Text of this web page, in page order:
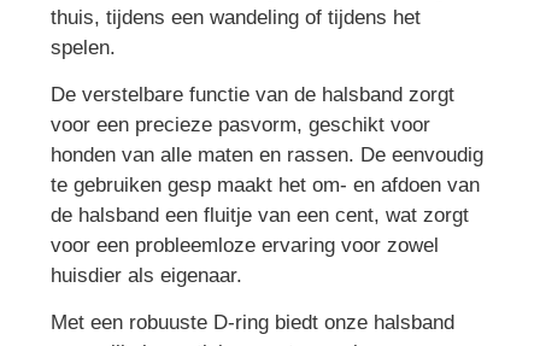
thuis, tijdens een wandeling of tijdens het
spelen.
De verstelbare functie van de halsband zorgt
voor een precieze pasvorm, geschikt voor
honden van alle maten en rassen. De eenvoudig
te gebruiken gesp maakt het om- en afdoen van
de halsband een fluitje van een cent, wat zorgt
voor een probleemloze ervaring voor zowel
huisdier als eigenaar.
Met een robuuste D-ring biedt onze halsband